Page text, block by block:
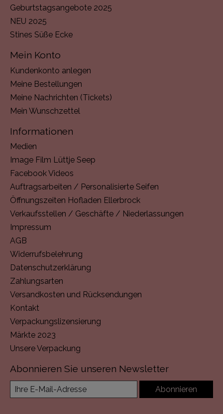
Geburtstagsangebote 2025
NEU 2025
Stines Süße Ecke
Mein Konto
Kundenkonto anlegen
Meine Bestellungen
Meine Nachrichten (Tickets)
Mein Wunschzettel
Informationen
Medien
Image Film Lüttje Seep
Facebook Videos
Auftragsarbeiten / Personalisierte Seifen
Öffnungszeiten Hofladen Ellerbrock
Verkaufsstellen / Geschäfte / Niederlassungen
Impressum
AGB
Widerrufsbelehrung
Datenschutzerklärung
Zahlungsarten
Versandkosten und Rücksendungen
Kontakt
Verpackungslizensierung
Märkte 2023
Unsere Verpackung
Abonnieren Sie unseren Newsletter
Abonnieren